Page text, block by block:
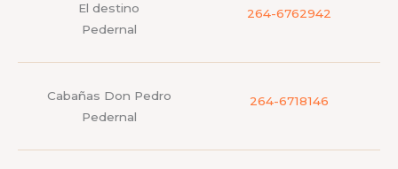
El destino
Pedernal
264-6762942
Cabañas Don Pedro
Pedernal
264-6718146​